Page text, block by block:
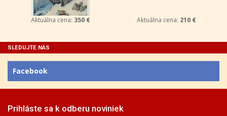
Aktuálna cena: 350 € Aktuálna cena: 210 €
SLEDUJTE NÁS
Facebook
Prihláste sa k odberu noviniek